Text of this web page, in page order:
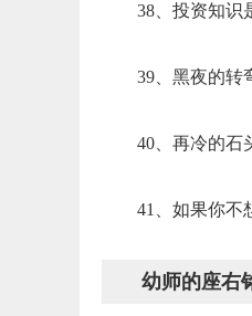
38、投资知识
39、黑夜的转
40、再冷的石
41、如果你不
幼师的座右